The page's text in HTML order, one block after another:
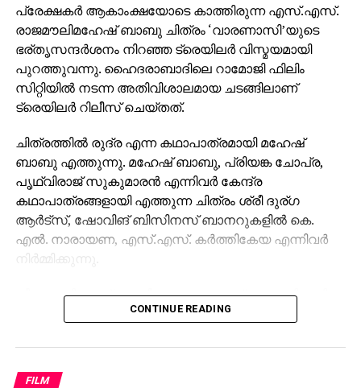
പ്രേക്ഷകര്‍ ആകാംക്ഷയോടെ കാത്തിരുന്ന എസ്.എസ്.
രാജമൗലിമഹേഷ് ബാബു ചിത്രം ‘വാരണാസി’യുടെ
ഭര്തൃസന്ദര്‍ശനം നിറഞ്ഞ ട്രെയിലര്‍ വിസ്മയമായി
പുറത്തുവന്നു. ഹൈദരാബാദിലെ റാമോജി ഫിലിം
സിറ്റിയില്‍ നടന്ന അതിവിശാലമായ ചടങ്ങിലാണ്
ട്രെയിലര്‍ റിലീസ് ചെയ്തത്.
ചിത്രത്തില്‍ രുദ്ര എന്ന കഥാപാത്രമായി മഹേഷ്
ബാബു എത്തുന്നു. മഹേഷ് ബാബു, പ്രിയങ്ക ചോപ്ര,
പൃഥ്വിരാജ് സുകുമാരന്‍ എന്നിവര്‍ കേന്ദ്ര
കഥാപാത്രങ്ങളായി എത്തുന്ന ചിത്രം ശ്രീ ദുര്ഗ
ആര്‍ട്‌സ്, ഷോവിങ് ബിസിനസ് ബാനറുകളില്‍ കെ.
എല്‍. നാരായണ, എസ്.എസ്. കര്‍ത്തികേയ എന്നിവര്‍
നിര്‍മ്മിക്കുന്നു.
കീരവാണിയാണ് സംഗീതം ഒരുക്കുന്നത്. പുറത്തിറങ്ങിയ
മണിക്കൂറുകള്‍ക്കുള്ളില്‍ തന്നെ 5 മില്യണിലധികം
ട്രെന്‍ഡിങ് പട്ടികയില്‍ മുന്നിലാണ്. 130ണ്മ100 അടി
വലുപ്പത്തിലുള്ള പ്രത്യേക സ്‌ക്രീനില്‍ പ്രേക്ഷകര്‍ക്ക്
CONTINUE READING
FILM